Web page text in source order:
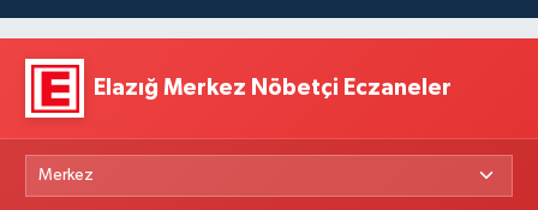
Elazığ Merkez Nöbetçi Eczaneler